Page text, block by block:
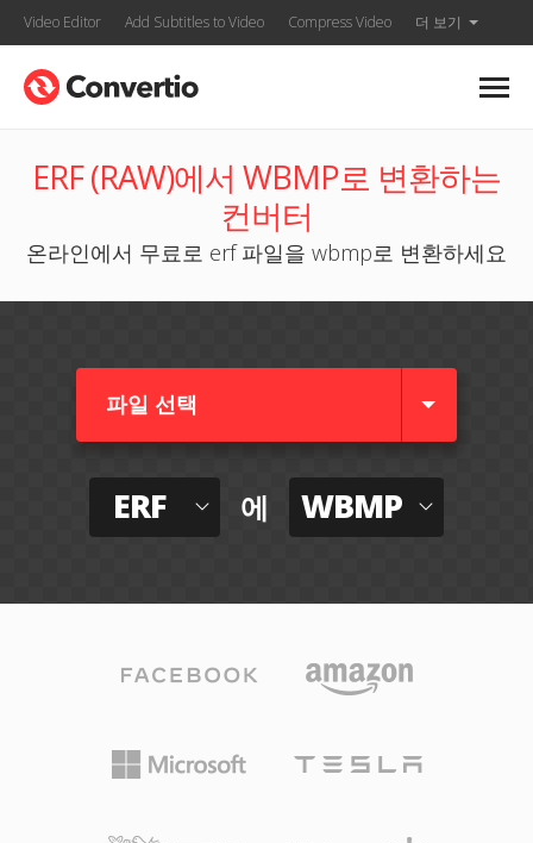
Video Editor Add Subtitles to Video Compress Video 더 보기
ERF (RAW)에서 WBMP로 변환하는
컨버터
온라인에서 무료로 erf 파일을 wbmp로 변환하세요
파일 선택
ERF 에 WBMP